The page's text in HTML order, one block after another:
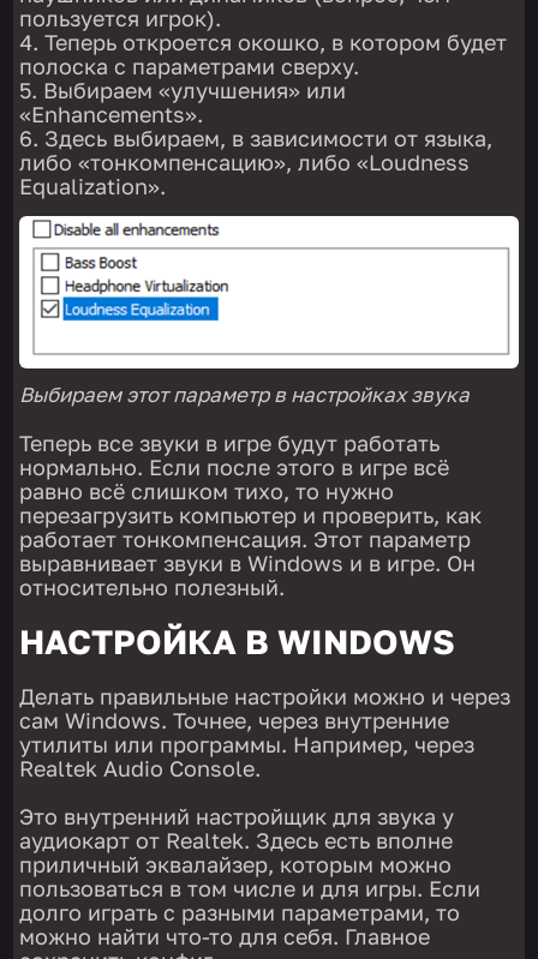
пользуется игрок).
Теперь откроется окошко, в котором будет
полоска с параметрами сверху.
Выбираем «улучшения» или
«Enhancements».
Здесь выбираем, в зависимости от языка,
либо «тонкомпенсацию», либо «Loudness
Equalization».
Выбираем этот параметр в настройках звука
Теперь все звуки в игре будут работать
нормально. Если после этого в игре всё
равно всё слишком тихо, то нужно
перезагрузить компьютер и проверить, как
работает тонкомпенсация. Этот параметр
выравнивает звуки в Windows и в игре. Он
относительно полезный.
НАСТРОЙКА В WINDOWS
Делать правильные настройки можно и через
сам Windows. Точнее, через внутренние
утилиты или программы. Например, через
Realtek Audio Console.
Это внутренний настройщик для звука у
аудиокарт от Realtek. Здесь есть вполне
приличный эквалайзер, которым можно
пользоваться в том числе и для игры. Если
долго играть с разными параметрами, то
можно найти что-то для себя. Главное